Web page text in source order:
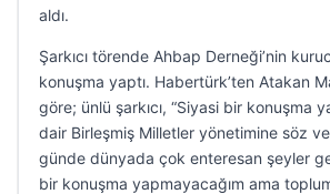
aldı.
Şarkıcı törende Ahbap Derneği’nin
konuşma yaptı. Habertürk’ten Atakan
göre; ünlü şarkıcı, “Siyasi bir konuşma
dair Birleşmiş Milletler yönetimine söz
günde dünyada çok enteresan şeyler
bir konuşma yapmayacağım ama